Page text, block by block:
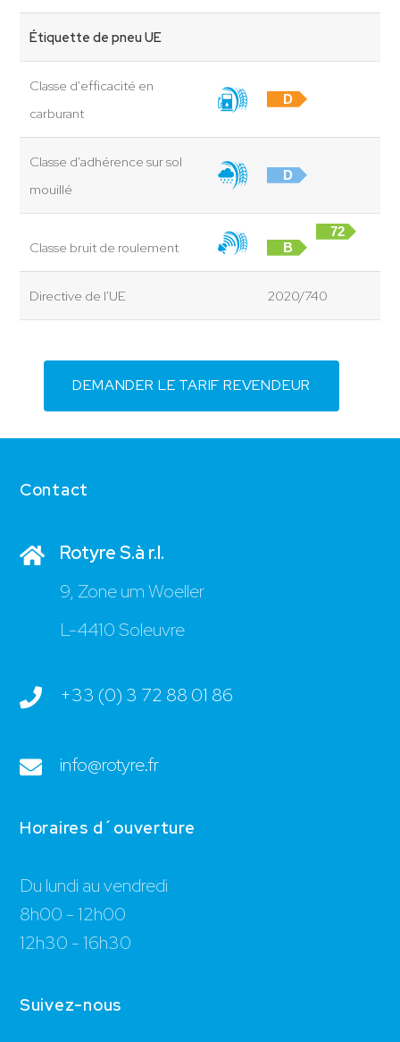
Étiquette de pneu UE
Classe d'efficacité en
carburant
D
Classe d'adhérence sur sol
mouillé
D
Classe bruit de roulement B
72
Directive de l'UE 2020/740
DEMANDER LE TARIF REVENDEUR
Contact
Rotyre S.à r.l.
9, Zone um Woeller
L-4410 Soleuvre
+33 (0) 3 72 88 01 86
info@rotyre.fr
Horaires d´ouverture
Du lundi au vendredi
8h00 - 12h00
12h30 - 16h30
Suivez-nous